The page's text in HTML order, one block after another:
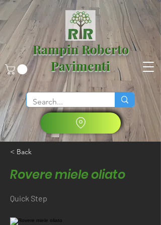
Rampin Roberto
Pavimenti
< Back
Rovere miele oliato
Quick Step